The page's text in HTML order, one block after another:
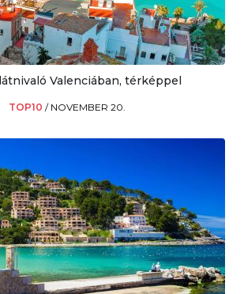
Valenciában, térképpel
TOP10 / NOVEMBER 20.